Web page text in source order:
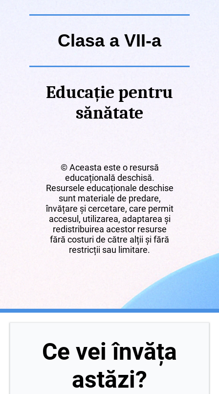
Clasa a VII-a
Educație pentru
sănătate
© Aceasta este o resursă
educațională deschisă.
Resursele educaționale deschise
sunt materiale de predare,
învățare și cercetare, care permit
accesul, utilizarea, adaptarea și
redistribuirea acestor resurse
fără costuri de către alții și fără
restricții sau limitare.
Ce vei învăța
astăzi?